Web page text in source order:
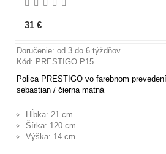
31 €
Doručenie: od 3 do 6 týždňov
Kód: PRESTIGO P15
Polica PRESTIGO vo farebnom
sebastian / čierna matná
Hĺbka: 21 cm
Šírka: 120 cm
Výška: 14 cm